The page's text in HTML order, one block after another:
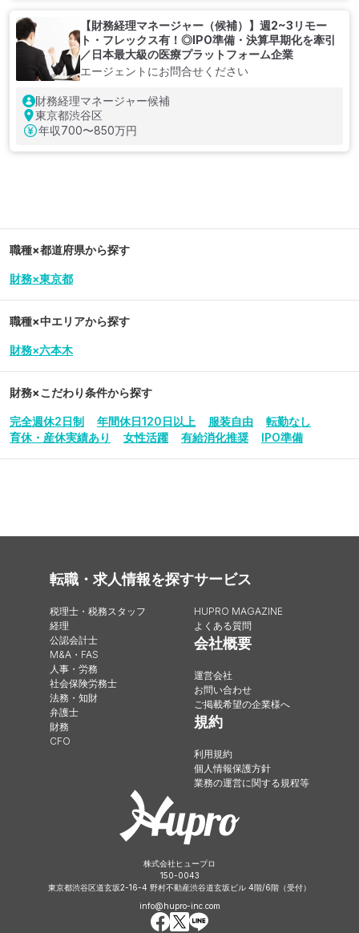
【財務経理マネージャー（候補）】週2~3リモー
ト・フレックス有！◎IPO準備・決算早期化を牽引
／日本最大級の医療プラットフォーム企業
エージェントにお問合せください
財務経理マネージャー候補
東京都渋谷区
年収700〜850万円
職種×都道府県から探す
財務×東京都
職種×中エリアから探す
財務×六本木
財務×こだわり条件から探す
完全週休2日制 年間休日120日以上 服装自由
転勤なし
育休・産休実績あり
女性活躍 有給消化推奨 IPO準備
転職・求人情報を探す
税理士・税務スタッフ
経理
公認会計士
M&A・FAS
人事・労務
社会保険労務士
法務・知財
弁護士
財務
CFO
サービス
HUPRO MAGAZINE
よくある質問
会社概要
運営会社
お問い合わせ
ご掲載希望の企業様へ
規約
利用規約
個人情報保護方針
業務の運営に関する規程等
株式会社ヒュープロ
150-0043
東京都渋谷区道玄坂2-16-4 野村不動産渋谷道玄坂ビル 4階/6階（受付）
info@hupro-inc.com